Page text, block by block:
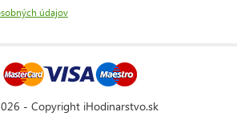
údajov
- Copyright iHodinarstvo.sk